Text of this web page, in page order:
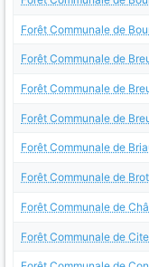
Forêt Communale de
Forêt Communale de
Forêt Communale de
Forêt Communale de
Forêt Communale de
Forêt Communale de
Forêt Communale de
Forêt Communale de